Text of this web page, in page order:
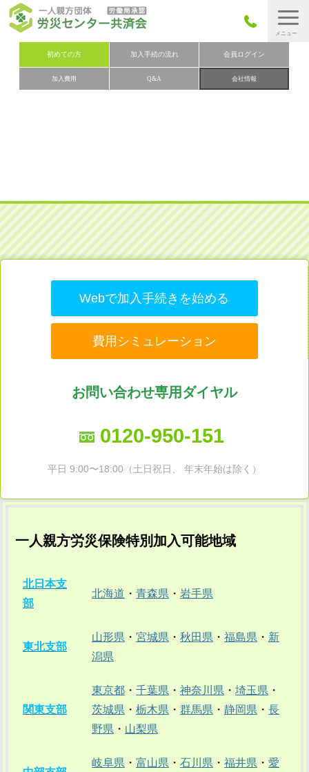
初めての方 加入手続の流れ 会員ログイン
加入費用 Q&A 会社情報
労災保険とは
労災保険の取りまとめ
お問い合わせ
会員メニュー
Webで加入手続きを始める
費用シミュレーション
お問い合わせ専用ダイヤル
0120-950-151
平日 9:00〜18:00（土日祝日、 年末年始は除く）
一人親方労災保険特別加入可能地域
北日本支
部
北海道 ・ 青森県 ・ 岩手県
東北支部
山形県 ・ 宮城県 ・ 秋田県 ・ 福島県 ・ 新
潟県
関東支部
東京都 ・ 千葉県 ・ 神奈川県 ・ 埼玉県 ・
茨城県 ・ 栃木県 ・ 群馬県 ・ 静岡県 ・ 長
野県 ・ 山梨県
岐阜県 ・ 富山県 ・ 石川県 ・ 福井県 ・ 愛